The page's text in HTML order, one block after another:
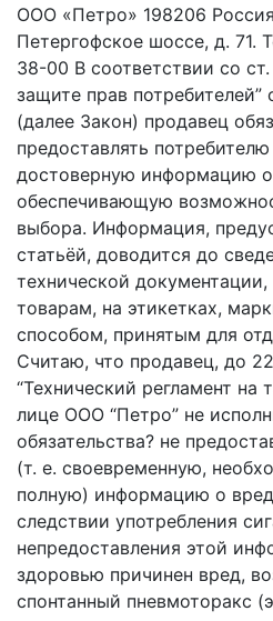
ООО «Петро» 198206
Петергофское шоссе, д. 71.
38-00 В соответствии со
защите прав потребителей”
(далее Закон) продавец
предоставлять
достоверную информацию о
обеспечивающую
выбора. Информация,
статьёй, доводится до
технической
товарам, на этикетках,
способом, принятым для
Считаю, что продавец, до
“Технический регламент на
лице ООО “Петро” не
обязательства? не
(т. е. своевременную,
полную) информацию о
следствии употребления
непредоставления этой
здоровью причинен вред,
спонтанный пневмоторакс